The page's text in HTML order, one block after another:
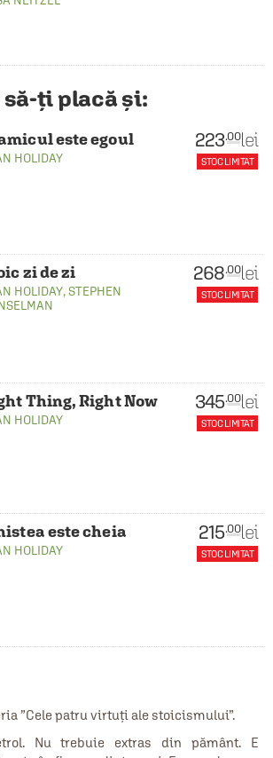
să-ți placă și:
este egoul
HOLIDAY
223.00lei
STOC LIMITAT
zi de zi
HOLIDAY,STEPHEN
268.00lei
STOC LIMITAT
Thing, Right Now
HOLIDAY
345.00lei
STOC LIMITAT
este cheia
HOLIDAY
215.00lei
STOC LIMITAT
”Cele patru virtuți ale stoicismului”.
Nu trebuie extras din pământ. E